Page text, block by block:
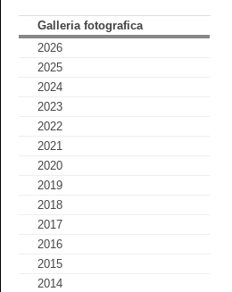
Galleria fotografica
2026
2025
2024
2023
2022
2021
2020
2019
2018
2017
2016
2015
2014